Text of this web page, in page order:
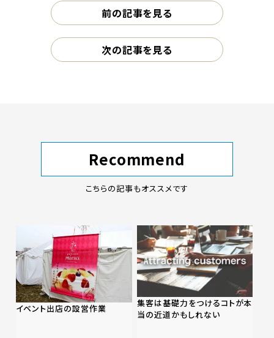
前の記事を見る
次の記事を見る
Recommend
こちらの記事もオススメです
イベント出店の設営作業
集客は基礎力をつけるコトが本
当の近道かもしれない